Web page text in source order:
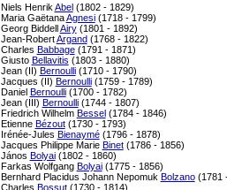
Niels Henrik Abel(1802 - 1829)
Maria GaëtanaAgnesi(1718 - 1799)
Georg BiddellAiry(1801 - 1892)
Jean-RobertArgand(1768 - 1822)
Charles Babbage(1791 - 1871)
Giusto Bellavitis (1803 - 1880)
Jean (II) Bernoulli(1710 - 1790)
Jacques (II) Bernoulli(1759 - 1789)
Daniel Bernoulli(1700 - 1782)
Jean (III) Bernoulli(1744 - 1807)
Friedrich Wilhelm Bessel(1784 - 1846)
Etienne Bézout(1730 - 1793)
Irénée-Jules Bienaymé(1796 - 1878)
Jacques Philippe Marie Binet(1786 - 1856)
János Bolyai(1802 - 1860)
Farkas Wolfgang Bolyai(1775 - 1856)
Bernhard Placidus Johann Nepomuk Bolzano(1781
Charles Bossut(1730 - 1814)